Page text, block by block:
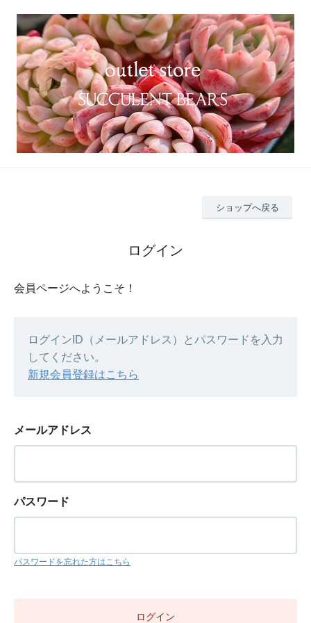
ショップへ戻る
ログイン
会員ページへようこそ！
ログインID（メールアドレス）とパスワードを入力
してください。
新規会員登録はこちら
メールアドレス
パスワード
パスワードを忘れた方はこちら